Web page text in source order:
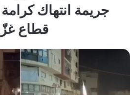
جريمة انتهاك
قطاع